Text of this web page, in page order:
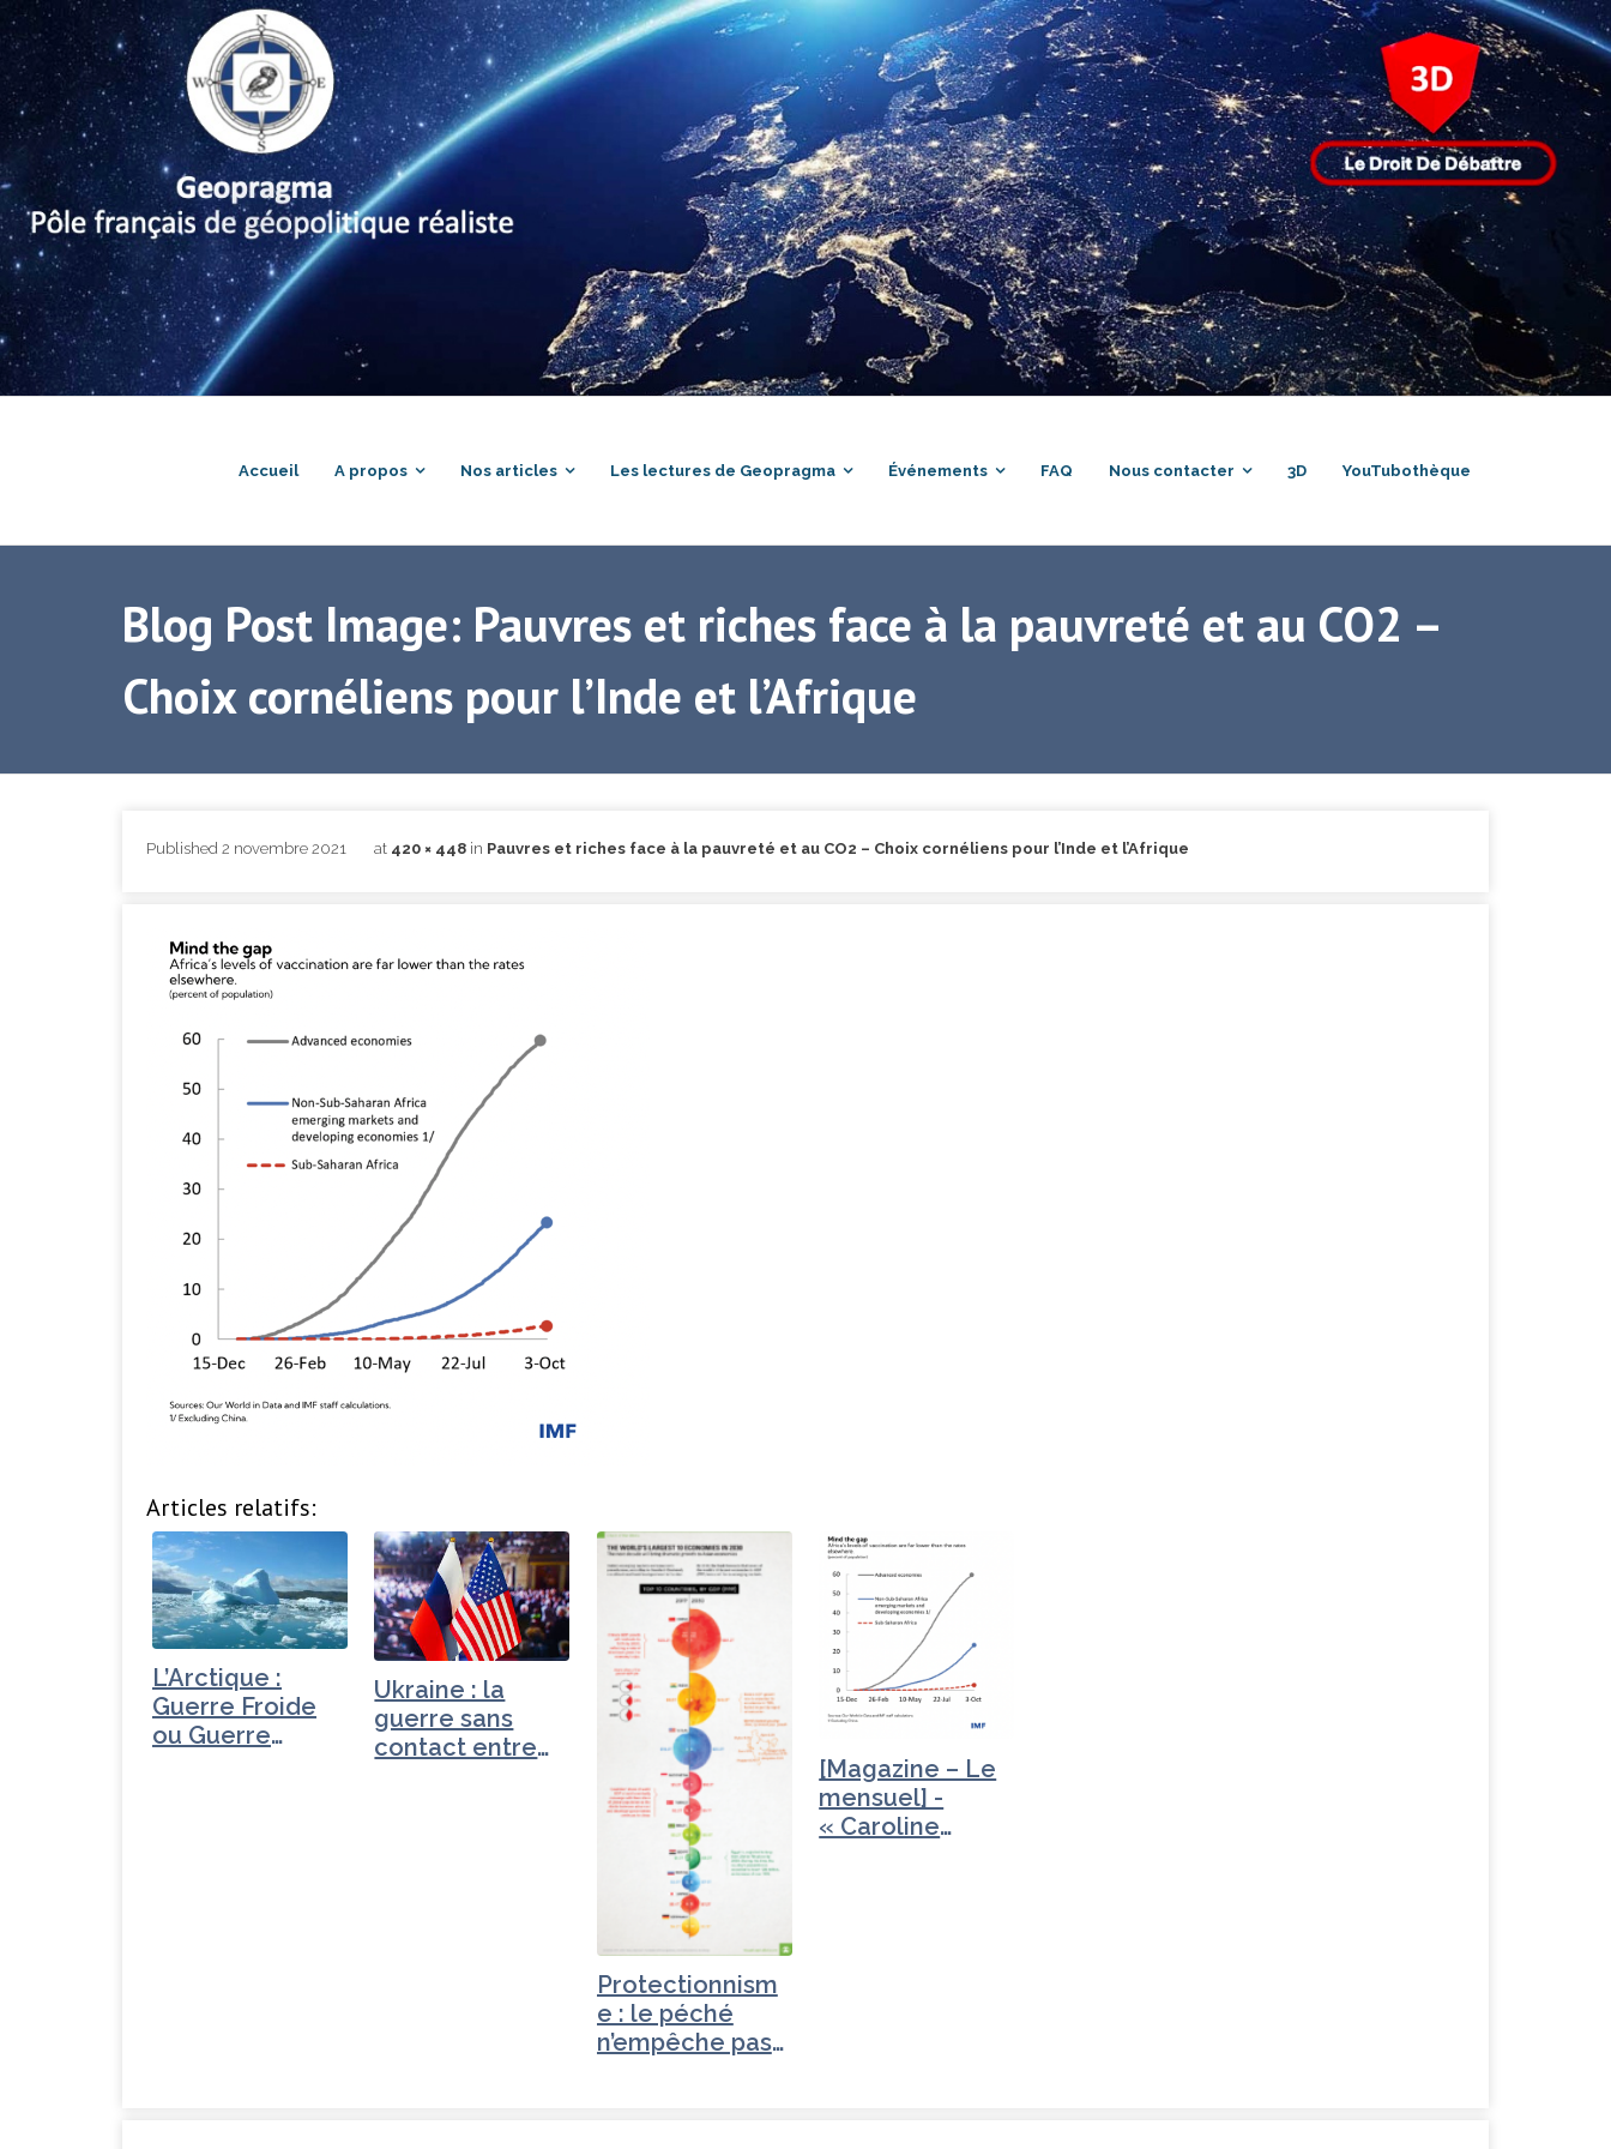
Accueil A propos Nos articles Les lectures de Geopragma Événements FAQ Nous contacter 3D YouTubothèque
Blog Post Image: Pauvres et riches face à la pauvreté et au CO2 –
Choix cornéliens pour l’Inde et l’Afrique
Published 2 novembre 2021 at 420 × 448 in Pauvres et riches face à la pauvreté et au CO2 – Choix cornéliens pour l’Inde et l’Afrique
Articles relatifs:
L’Arctique :
Guerre Froide
ou Guerre
Ukraine : la
guerre sans
contact entre
Protectionnism
e : le péché
n’empêche pas
[Magazine – Le
mensuel] -
« Caroline